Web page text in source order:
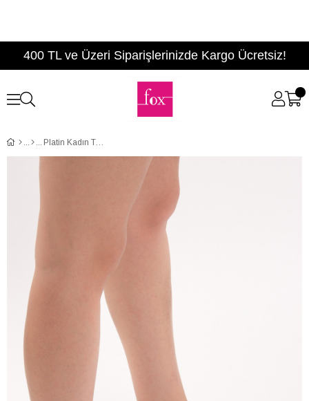
400 TL ve Üzeri Siparişlerinizde Kargo Ücretsiz!
Platin Kadın Terlik D777901322